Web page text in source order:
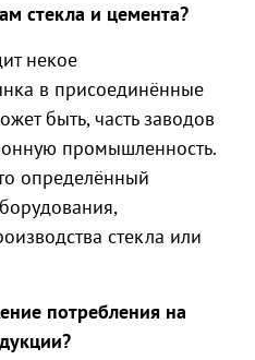
стекла и цемента?
некое
в присоединённые
быть, часть заводов
промышленность.
определённый
стекла или
потребления на